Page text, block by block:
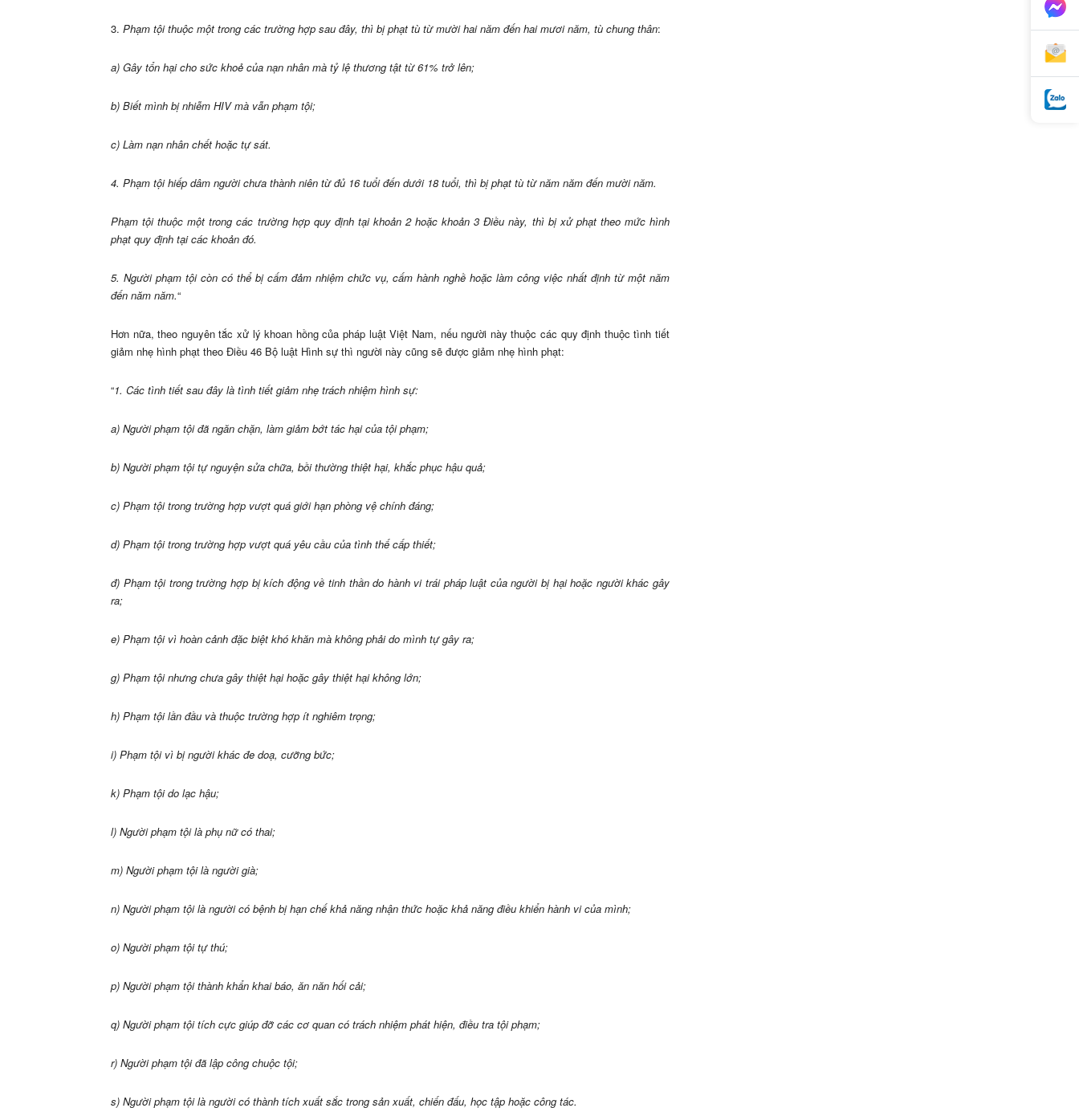
3. Phạm tội thuộc một trong các trường hợp sau đây, thì bị phạt tù từ mười hai năm đến hai mươi năm, tù chung thân:
a) Gây tổn hại cho sức khoẻ của nạn nhân mà tỷ lệ thương tật từ 61% trở lên;
b) Biết mình bị nhiễm HIV mà vẫn phạm tội;
c) Làm nạn nhân chết hoặc tự sát.
4. Phạm tội hiếp dâm người chưa thành niên từ đủ 16 tuổi đến dưới 18 tuổi, thì bị phạt tù từ năm năm đến mười năm.
Phạm tội thuộc một trong các trường hợp quy định tại khoản 2 hoặc khoản 3 Điều này, thì bị xử phạt theo mức hình
phạt quy định tại các khoản đó.
5. Người phạm tội còn có thể bị cấm đảm nhiệm chức vụ, cấm hành nghề hoặc làm công việc nhất định từ một năm
đến năm năm.“
Hơn nữa, theo nguyên tắc xử lý khoan hồng của pháp luật Việt Nam, nếu người này thuộc các quy định thuộc tình tiết
giảm nhẹ hình phạt theo Điều 46 Bộ luật Hình sự thì người này cũng sẽ được giảm nhẹ hình phạt:
“1. Các tình tiết sau đây là tình tiết giảm nhẹ trách nhiệm hình sự:
a) Người phạm tội đã ngăn chặn, làm giảm bớt tác hại của tội phạm;
b) Người phạm tội tự nguyện sửa chữa, bồi thường thiệt hại, khắc phục hậu quả;
c) Phạm tội trong trường hợp vượt quá giới hạn phòng vệ chính đáng;
d) Phạm tội trong trường hợp vượt quá yêu cầu của tình thế cấp thiết;
đ) Phạm tội trong trường hợp bị kích động về tinh thần do hành vi trái pháp luật của người bị hại hoặc người khác gây
ra;
e) Phạm tội vì hoàn cảnh đặc biệt khó khăn mà không phải do mình tự gây ra;
g) Phạm tội nhưng chưa gây thiệt hại hoặc gây thiệt hại không lớn;
h) Phạm tội lần đầu và thuộc trường hợp ít nghiêm trọng;
i) Phạm tội vì bị người khác đe doạ, cưỡng bức;
k) Phạm tội do lạc hậu;
l) Người phạm tội là phụ nữ có thai;
m) Người phạm tội là người già;
n) Người phạm tội là người có bệnh bị hạn chế khả năng nhận thức hoặc khả năng điều khiển hành vi của mình;
o) Người phạm tội tự thú;
p) Người phạm tội thành khẩn khai báo, ăn năn hối cải;
q) Người phạm tội tích cực giúp đỡ các cơ quan có trách nhiệm phát hiện, điều tra tội phạm;
r) Người phạm tội đã lập công chuộc tội;
s) Người phạm tội là người có thành tích xuất sắc trong sản xuất, chiến đấu, học tập hoặc công tác.